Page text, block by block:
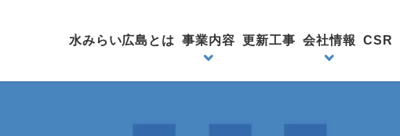
水みらい広島とは 事業内容 更新工事 会社情報 CSR